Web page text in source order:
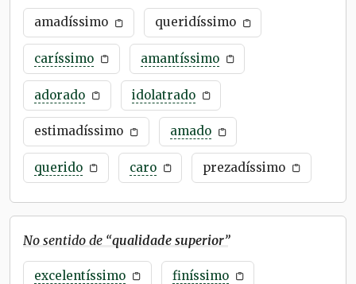
amadíssimo queridíssimo
caríssimo amantíssimo
adorado idolatrado
estimadíssimo amado
querido caro prezadíssimo
No sentido de “qualidade superior”
excelentíssimo finíssimo